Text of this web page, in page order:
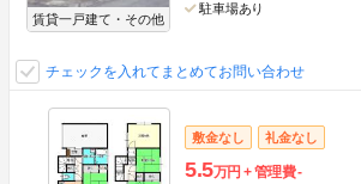
賃貸一戸建て・その他
駐車場あり
チェックを入れてまとめてお問い合わせ
敷金なし 礼金なし
5.5万円 管理費-